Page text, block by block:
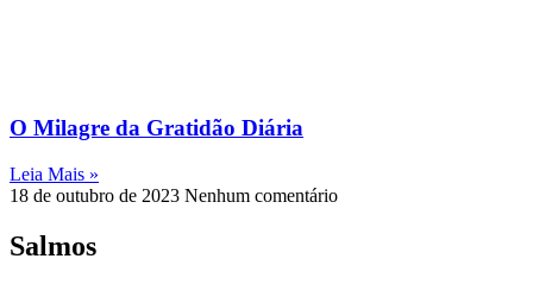
O Milagre da Gratidão Diária
Leia Mais »
18 de outubro de 2023 Nenhum comentário
Salmos